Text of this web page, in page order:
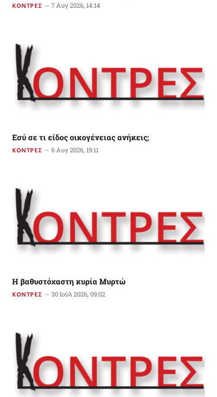
ΚΟΝΤΡΕΣ 7 Αυγ 2026, 14:14
Εσύ σε τι είδος οικογένειας ανήκεις;
ΚΟΝΤΡΕΣ 6 Αυγ 2026, 19:11
Η βαθυστόχαστη κυρία Μυρτώ
ΚΟΝΤΡΕΣ 30 Ιούλ 2026, 09:02